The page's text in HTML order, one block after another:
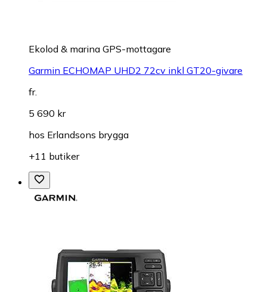
Ekolod & marina GPS-mottagare
Garmin ECHOMAP UHD2 72cv inkl GT20-givare
fr.
5 690 kr
hos Erlandsons brygga
+11 butiker